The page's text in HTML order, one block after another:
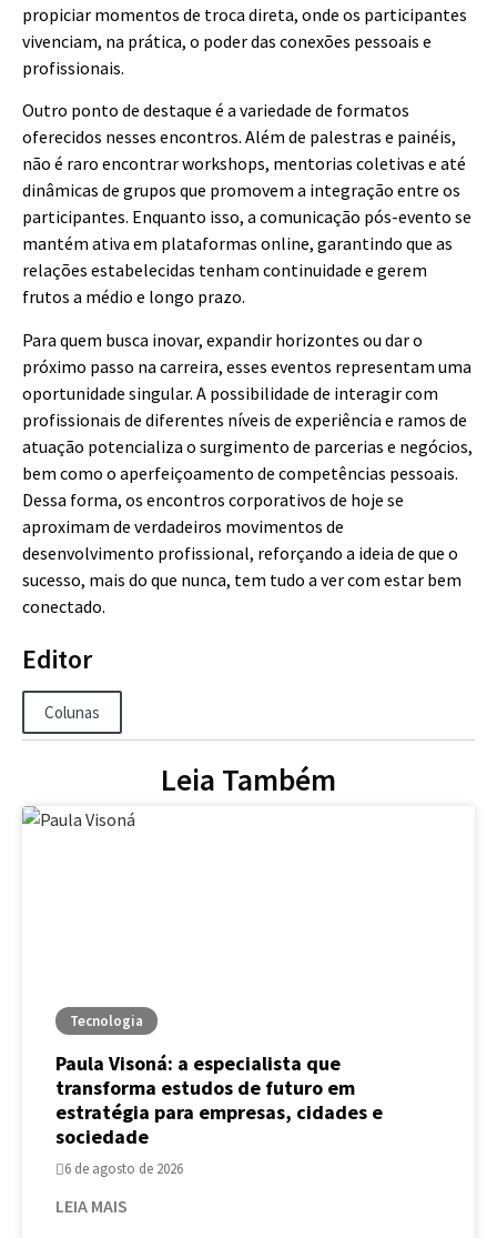
propiciar momentos de troca direta, onde os participantes
vivenciam, na prática, o poder das conexões pessoais e
profissionais.
Outro ponto de destaque é a variedade de formatos
oferecidos nesses encontros. Além de palestras e painéis,
não é raro encontrar workshops, mentorias coletivas e até
dinâmicas de grupos que promovem a integração entre os
participantes. Enquanto isso, a comunicação pós-evento se
mantém ativa em plataformas online, garantindo que as
relações estabelecidas tenham continuidade e gerem
frutos a médio e longo prazo.
Para quem busca inovar, expandir horizontes ou dar o
próximo passo na carreira, esses eventos representam uma
oportunidade singular. A possibilidade de interagir com
profissionais de diferentes níveis de experiência e ramos de
atuação potencializa o surgimento de parcerias e negócios,
bem como o aperfeiçoamento de competências pessoais.
Dessa forma, os encontros corporativos de hoje se
aproximam de verdadeiros movimentos de
desenvolvimento profissional, reforçando a ideia de que o
sucesso, mais do que nunca, tem tudo a ver com estar bem
conectado.
Editor
Colunas
Leia Também
Tecnologia
Paula Visoná: a especialista que
transforma estudos de futuro em
estratégia para empresas, cidades e
sociedade
6 de agosto de 2026
LEIA MAIS